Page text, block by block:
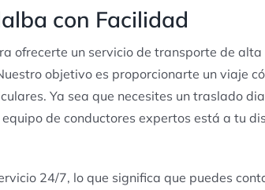
con Facilidad
ofrecerte un servicio de transporte de
objetivo es proporcionarte un viaje
Ya sea que necesites un traslado
de conductores expertos está a tu
24/7, lo que significa que puedes